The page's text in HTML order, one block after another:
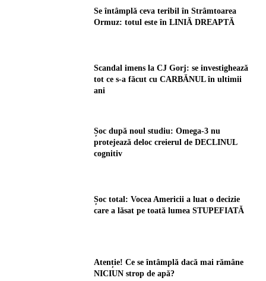
Se întâmplă ceva teribil în Strâmtoarea
Ormuz: totul este în LINIĂ DREAPTĂ
Scandal imens la CJ Gorj: se investighează
tot ce s-a făcut cu CARBĂNUL în ultimii
ani
Șoc după noul studiu: Omega-3 nu
protejează deloc creierul de DECLINUL
cognitiv
Șoc total: Vocea Americii a luat o decizie
care a lăsat pe toată lumea STUPEFIATĂ
Atenție! Ce se întâmplă dacă mai rămâne
NICIUN strop de apă?